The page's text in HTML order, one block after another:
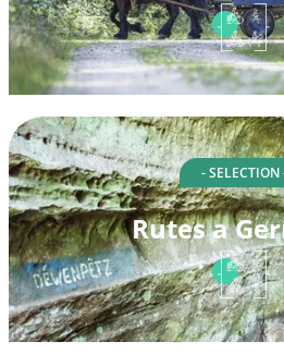
- SELECTION
Rutes a